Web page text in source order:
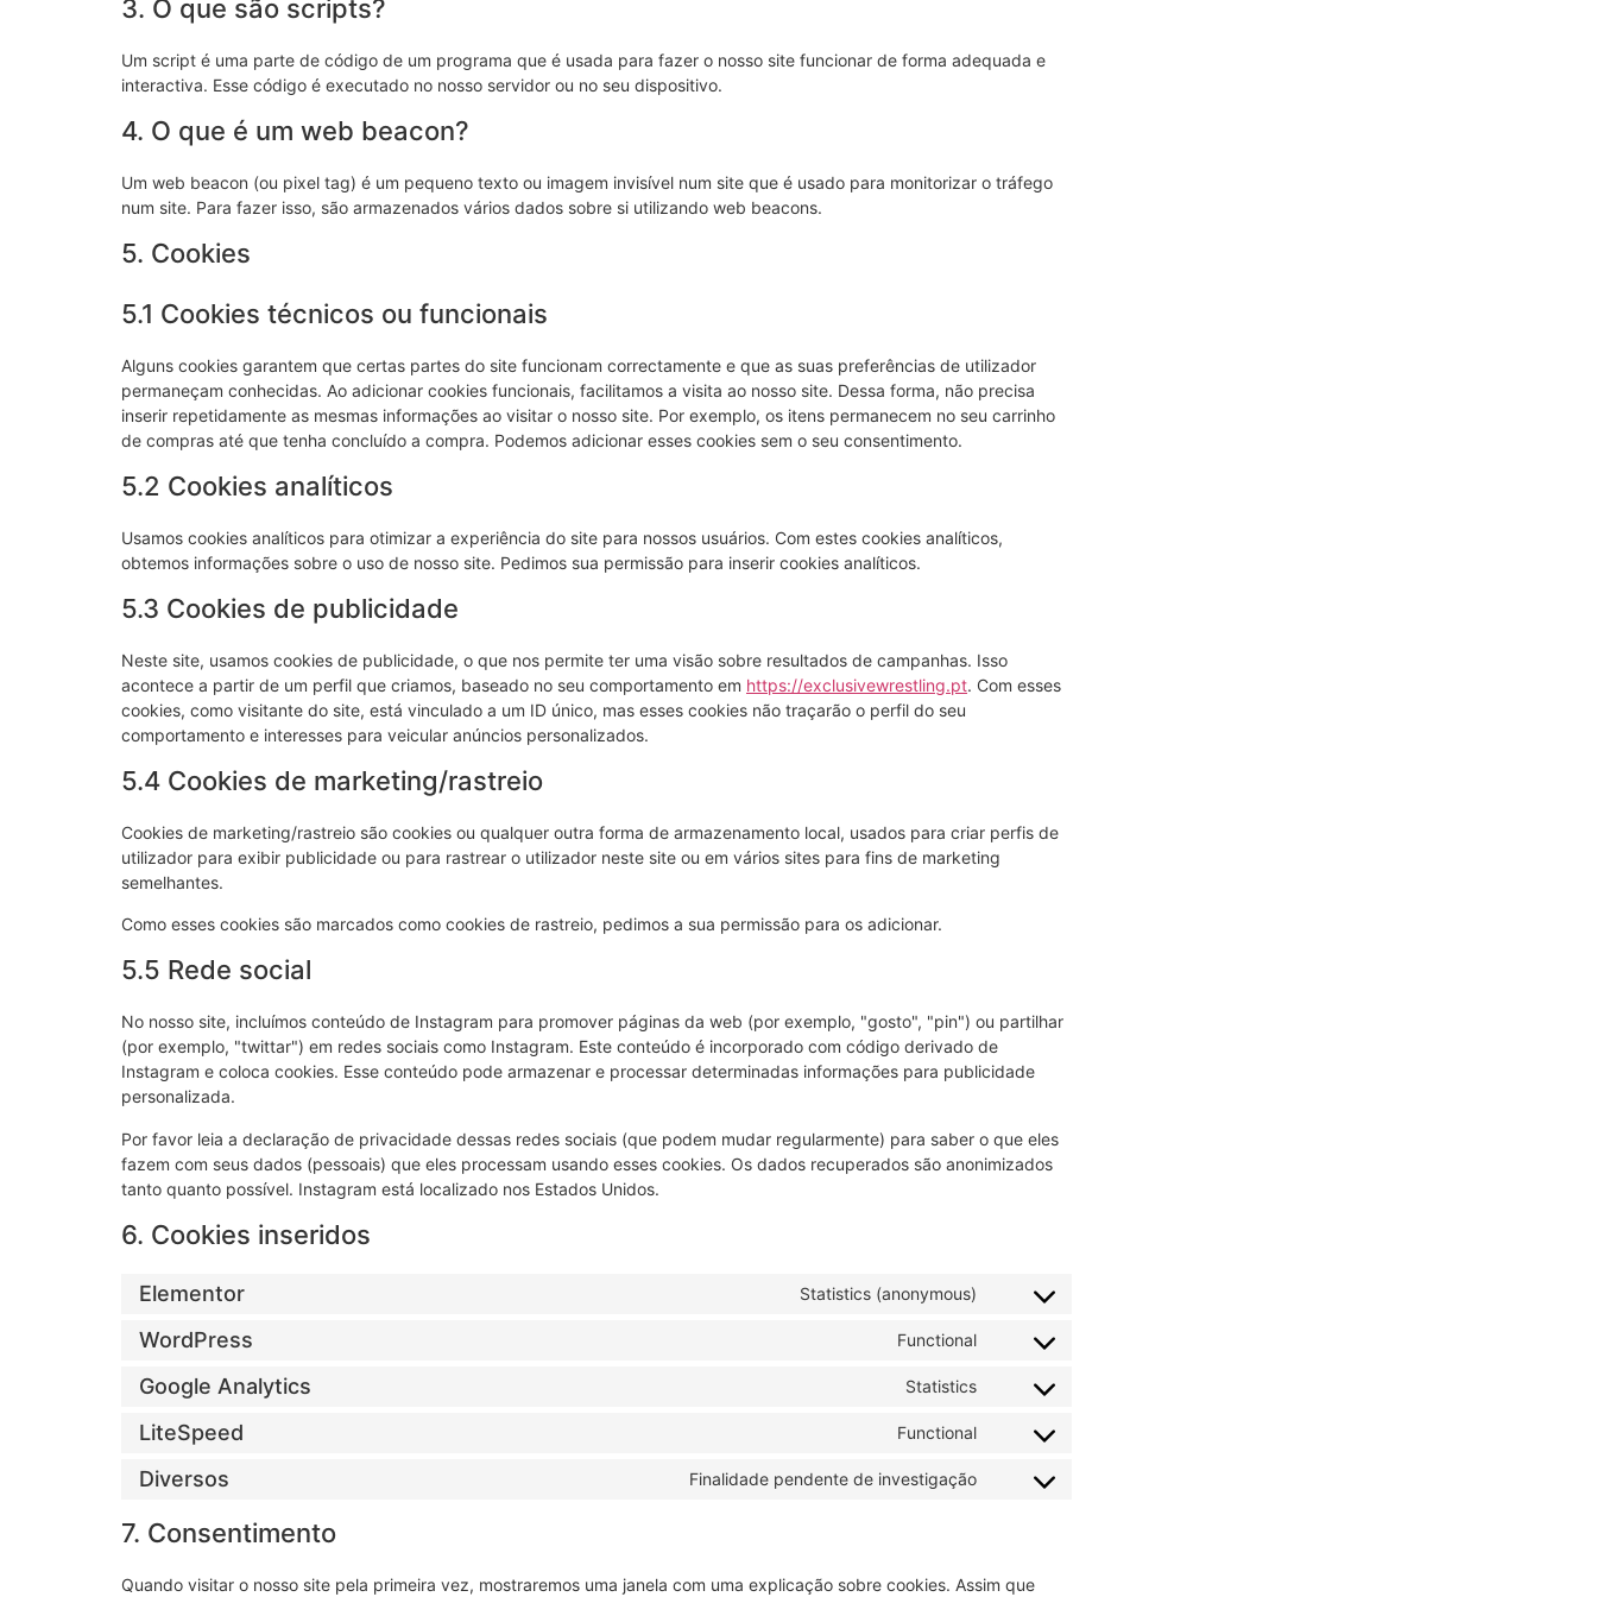
3. O que são scripts?
Um script é uma parte de código de um programa que é usada para fazer o nosso site funcionar de forma adequada e
interactiva. Esse código é executado no nosso servidor ou no seu dispositivo.
4. O que é um web beacon?
Um web beacon (ou pixel tag) é um pequeno texto ou imagem invisível num site que é usado para monitorizar o tráfego
num site. Para fazer isso, são armazenados vários dados sobre si utilizando web beacons.
5. Cookies
5.1 Cookies técnicos ou funcionais
Alguns cookies garantem que certas partes do site funcionam correctamente e que as suas preferências de utilizador
permaneçam conhecidas. Ao adicionar cookies funcionais, facilitamos a visita ao nosso site. Dessa forma, não precisa
inserir repetidamente as mesmas informações ao visitar o nosso site. Por exemplo, os itens permanecem no seu carrinho
de compras até que tenha concluído a compra. Podemos adicionar esses cookies sem o seu consentimento.
5.2 Cookies analíticos
Usamos cookies analíticos para otimizar a experiência do site para nossos usuários. Com estes cookies analíticos,
obtemos informações sobre o uso de nosso site. Pedimos sua permissão para inserir cookies analíticos.
5.3 Cookies de publicidade
Neste site, usamos cookies de publicidade, o que nos permite ter uma visão sobre resultados de campanhas. Isso
acontece a partir de um perfil que criamos, baseado no seu comportamento em https://exclusivewrestling.pt. Com esses
cookies, como visitante do site, está vinculado a um ID único, mas esses cookies não traçarão o perfil do seu
comportamento e interesses para veicular anúncios personalizados.
5.4 Cookies de marketing/rastreio
Cookies de marketing/rastreio são cookies ou qualquer outra forma de armazenamento local, usados para criar perfis de
utilizador para exibir publicidade ou para rastrear o utilizador neste site ou em vários sites para fins de marketing
semelhantes.
Como esses cookies são marcados como cookies de rastreio, pedimos a sua permissão para os adicionar.
5.5 Rede social
No nosso site, incluímos conteúdo de Instagram para promover páginas da web (por exemplo, "gosto", "pin") ou partilhar
(por exemplo, "twittar") em redes sociais como Instagram. Este conteúdo é incorporado com código derivado de
Instagram e coloca cookies. Esse conteúdo pode armazenar e processar determinadas informações para publicidade
personalizada.
Por favor leia a declaração de privacidade dessas redes sociais (que podem mudar regularmente) para saber o que eles
fazem com seus dados (pessoais) que eles processam usando esses cookies. Os dados recuperados são anonimizados
tanto quanto possível. Instagram está localizado nos Estados Unidos.
6. Cookies inseridos
Elementor Statistics (anonymous)
WordPress Functional
Google Analytics Statistics
LiteSpeed Functional
Diversos Finalidade pendente de investigação
7. Consentimento
Quando visitar o nosso site pela primeira vez, mostraremos uma janela com uma explicação sobre cookies. Assim que